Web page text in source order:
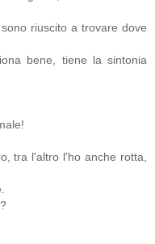
riuscito a trovare dove
bene, tiene la sintonia
tra l'altro l'ho anche rotta,